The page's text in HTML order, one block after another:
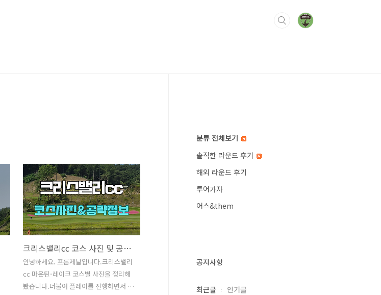
크리스밸리cc 코스 사진 및 공략 정보
안녕하세요. 프롬제날입니다.크리스밸리
cc 마운틴-레이크 코스별 사진을 정리해
봤습니다.더불어 플레이를 진행하면서 각
분류 전체보기
솔직한 라운드 후기
해외 라운드 후기
투어가자
어스&them
공지사항
최근글 인기글